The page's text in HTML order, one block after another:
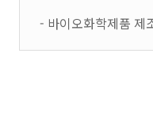
- 바이오화학제품 제